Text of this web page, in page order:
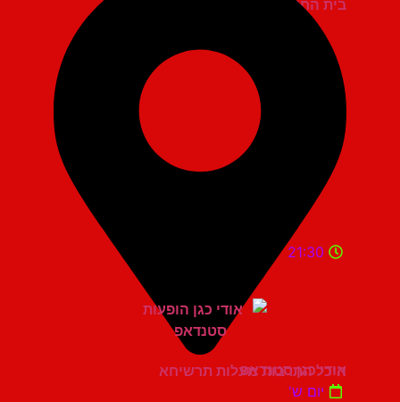
בית החייל תל אביב
היכל התרבות מעלות תרשיחא
21:30
אודי כגן סטנדאפ
יום ש'